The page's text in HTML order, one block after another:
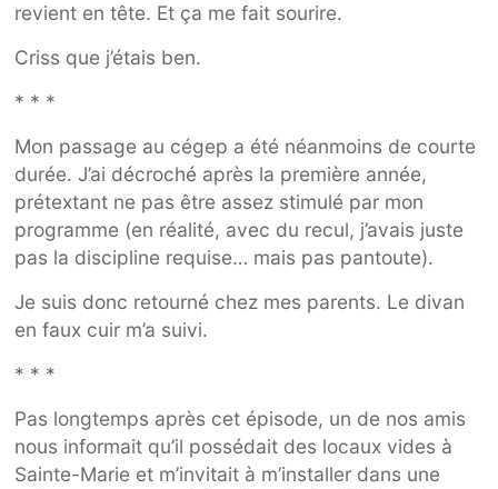
revient en tête. Et ça me fait sourire.
Criss que j’étais ben.
* * *
Mon passage au cégep a été néanmoins de courte
durée. J’ai décroché après la première année,
prétextant ne pas être assez stimulé par mon
programme (en réalité, avec du recul, j’avais juste
pas la discipline requise… mais pas pantoute).
Je suis donc retourné chez mes parents. Le divan
en faux cuir m’a suivi.
* * *
Pas longtemps après cet épisode, un de nos amis
nous informait qu’il possédait des locaux vides à
Sainte-Marie et m’invitait à m’installer dans une